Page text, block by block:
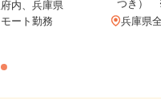
内、兵庫県
ート勤務
つき）
兵庫県